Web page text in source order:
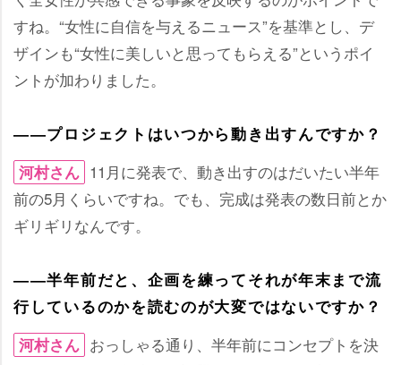
すね。“女性に自信を与えるニュース”を基準とし、デ
ザインも“女性に美しいと思ってもらえる”というポイ
ントが加わりました。
――プロジェクトはいつから動き出すんですか？
河村さん 11月に発表で、動き出すのはだいたい半年
前の5月くらいですね。でも、完成は発表の数日前とか
ギリギリなんです。
――半年前だと、企画を練ってそれが年末まで流
行しているのかを読むのが大変ではないですか？
河村さん おっしゃる通り、半年前にコンセプトを決